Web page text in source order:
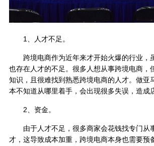
1、人才不足。
跨境电商作为近年来才开始火爆的行业，
也存在人才的不足。很多人想从事跨境电商，
知识，且很难找到熟悉跨境电商的人才。做亚
本不知道从哪里着手，会出现很多失误，造成
2、资金。
由于人才不足，很多商家会花钱找专门从
才，这导致成本加重，跨境电商本身也需要预